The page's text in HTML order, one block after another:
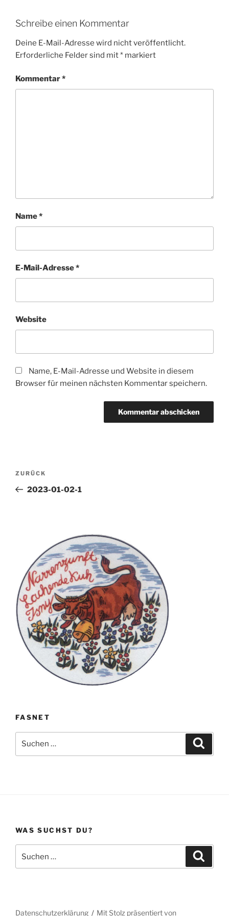
Schreibe einen Kommentar
Deine E-Mail-Adresse wird nicht veröffentlicht.
Erforderliche Felder sind mit* markiert
Kommentar*
Name*
E-Mail-Adresse*
Website
Name, E-Mail-Adresse und Website in diesem
Browser für meinen nächsten Kommentar speichern.
Beitragsnavigation
Vorheriger
Beitrag
ZURÜCK
2023-01-02-1
FASNET
nach:
WAS SUCHST DU?
nach:
Datenschutzerklärung Mit Stolz präsentiert von